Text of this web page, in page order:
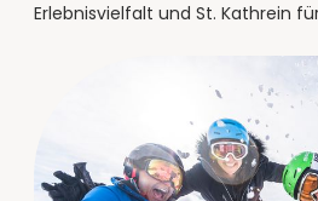
Erlebnisvielfalt und St. Kathrein